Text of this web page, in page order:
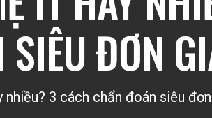
ĐƠN
3 cách chẩn đoán siêu